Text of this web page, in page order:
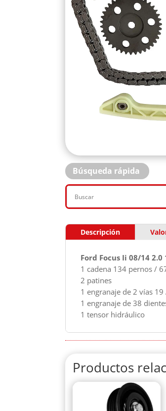
Búsqueda rápida
Descripción
Ford Focus Ii 08/14
1 cadena 134 pernos /
2 patines
1 engranaje de 2 vías
1 engranaje de 38
1 tensor hidráulico
Productos